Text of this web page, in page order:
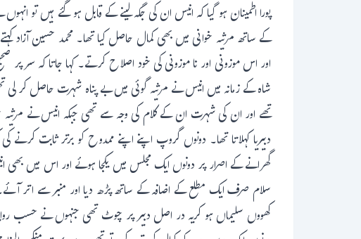
پورا اطمینان ہو گیا کہ انیس ان کی جگہ لینے کے قابل ہو گئے ہیں تو
کے ساتھ مرثیہ خوانی میں بھی کمال حاصل کیا تھا۔ محمد حسین آزاد
اور اس موزونی اور نا موزونی کی خود اصلاح کرتے۔ کہا جاتا کہ سر پر
شاہ کے زمانہ میں انیس نے مرثیہ گوئی میں بے پناہ شہرت حاصل کر
تھے اور ان کی شہرت ان کے کلام کی وجہ سے تھی جبکہ انیس نے مرثیہ
دبیریا کہلاتا تھا۔ دونوں گروپ اپنے اپنے ممدوح کو برتر ثابت
گھرانے کے اصرار پر دونوں ایک مجلس میں یکجا ہوئے اور اس میں بھی
سلام صرف ایک مطلع کے اضافہ کے ساتھ پڑھ دیا اور منبر سے اتر
کھووں سلیماں ہو کریہ در اصل دبیر پر چوٹ تھی جنہوں نے حسب